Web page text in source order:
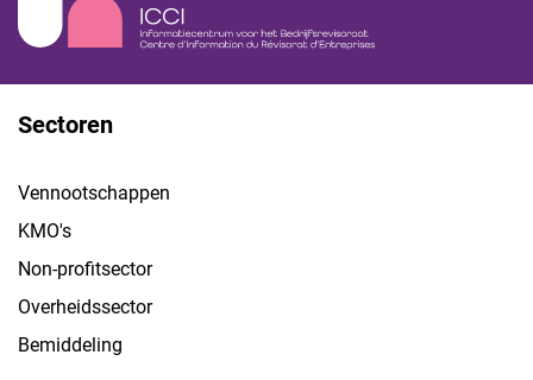
Sectoren
Vennootschappen
KMO's
Non-profitsector
Overheidssector
Bemiddeling